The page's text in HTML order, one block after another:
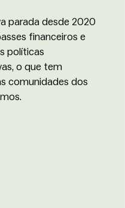
parada desde 2020
financeiros e
políticas
o que tem
comunidades dos